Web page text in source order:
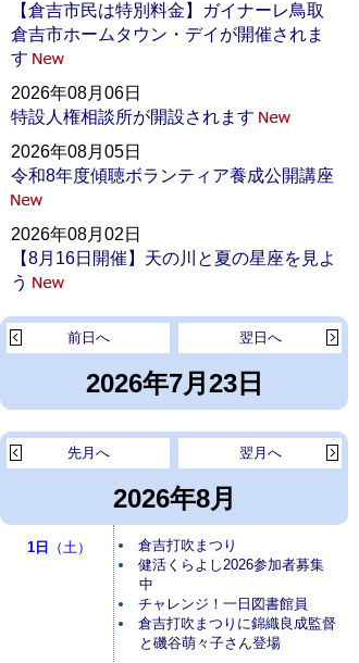
【倉吉市民は特別料金】ガイナーレ鳥取
倉吉市ホームタウン・デイが開催されま
す
2026年08月06日
特設人権相談所が開設されます
2026年08月05日
令和8年度傾聴ボランティア養成公開講座
2026年08月02日
【8月16日開催】天の川と夏の星座を見よ
う
2026年7月23日
翌日へ
前日へ
2026年8月
翌月へ
先月へ
1日 （土）
倉吉打吹まつり
健活くらよし2026参加者募集
中
チャレンジ！一日図書館員
倉吉打吹まつりに錦織良成監督
と磯谷萌々子さん登場